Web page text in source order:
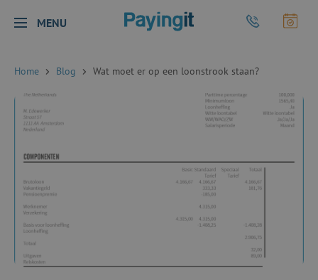
MENU Logo Payingit Bel Payingit
Home Blog Wat moet er op een loonstrook staan?